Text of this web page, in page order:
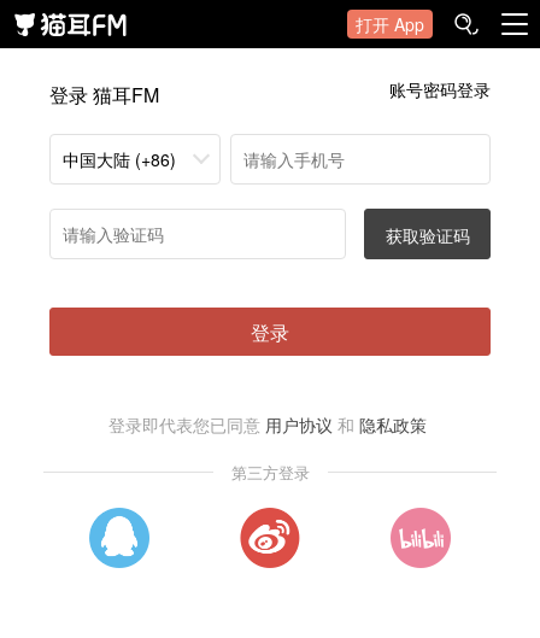
打开 App
登录 猫耳FM 账号密码登录
中国大陆 (+86)
获取验证码
登录
登录即代表您已同意 用户协议 和 隐私政策
第三方登录